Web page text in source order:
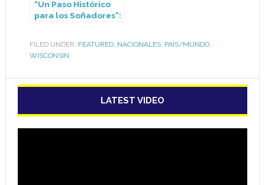
“Un Paso Histórico
para los Soñadores”:
Licencias
Profesionales para
DACA en Wisconsin
FILED UNDER: FEATURED, NACIONALES, PAÍS/MUNDO,
WISCONSIN
LATEST VIDEO